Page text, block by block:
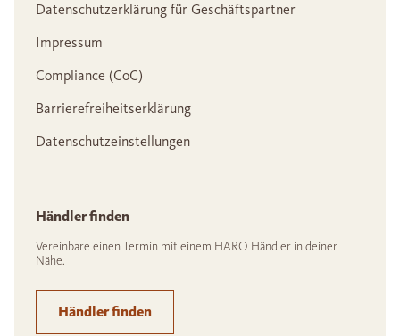
Datenschutzerklärung für Geschäftspartner
Impressum
Compliance (CoC)
Barrierefreiheitserklärung
Datenschutzeinstellungen
Händler finden
Vereinbare einen Termin mit einem HARO Händler in deiner
Nähe.
Händler finden